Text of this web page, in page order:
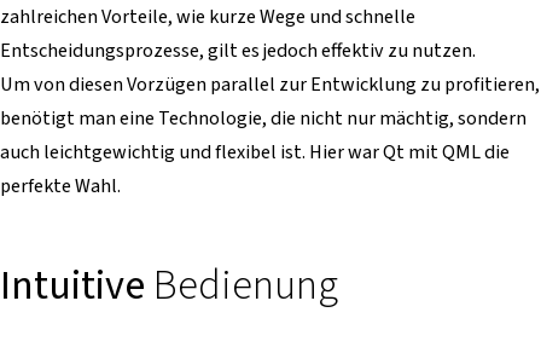
zahlreichen Vorteile, wie kurze Wege und schnelle
Entscheidungsprozesse, gilt es jedoch effektiv zu nutzen.
Um von diesen Vorzügen parallel zur Entwicklung zu profitieren,
benötigt man eine Technologie, die nicht nur mächtig, sondern
auch leichtgewichtig und flexibel ist. Hier war Qt mit QML die
perfekte Wahl.
Intuitive Bedienung